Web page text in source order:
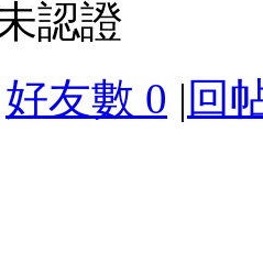
認證
好友數 0 | 回